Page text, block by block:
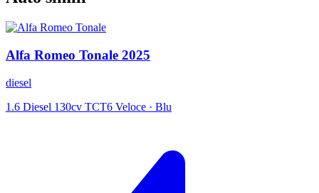
Alfa Romeo Tonale 2025
diesel
1.6 Diesel 130cv TCT6 Veloce · Blu